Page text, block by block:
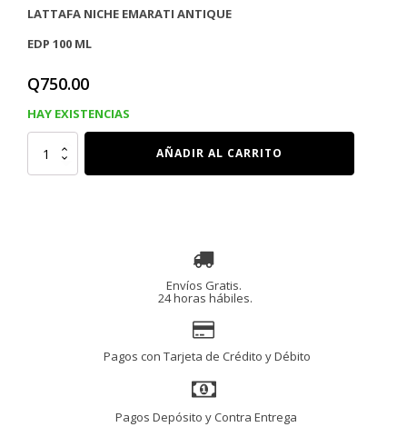
LATTAFA NICHE EMARATI ANTIQUE
EDP 100 ML
Q750.00
HAY EXISTENCIAS
LATTAFA
NICHE
ANTIQUE
AÑADIR AL CARRITO
Envíos Gratis.
24 horas hábiles.
Pagos con Tarjeta de Crédito y Débito
Pagos Depósito y Contra Entrega